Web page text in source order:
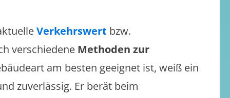
Verkehrswert bzw.
verschiedene Methoden zur
am besten geeignet ist, weiß ein
zuverlässig. Er berät beim